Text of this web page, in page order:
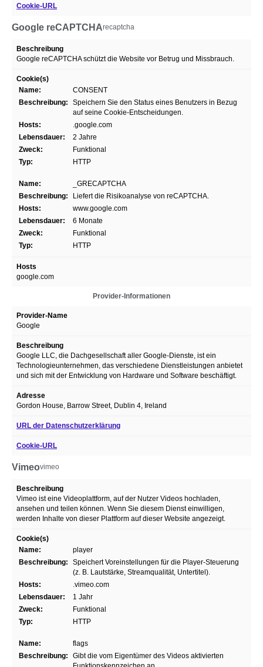
Cookie-URL
Google reCAPTCHArecaptcha
Beschreibung
Google reCAPTCHA schützt die Website vor Betrug und Missbrauch.
Cookie(s)
Name:
CONSENT
Beschreibung:
Speichern Sie den Status eines Benutzers in Bezug
auf seine Cookie-Entscheidungen.
Hosts:
.google.com
Lebensdauer:
2 Jahre
Zweck:
Funktional
Typ:
HTTP
Name:
_GRECAPTCHA
Beschreibung:
Liefert die Risikoanalyse von reCAPTCHA.
Hosts:
www.google.com
Lebensdauer:
6 Monate
Zweck:
Funktional
Typ:
HTTP
Hosts
google.com
Provider-Informationen
Provider-Name
Google
Beschreibung
Google LLC, die Dachgesellschaft aller Google-Dienste, ist ein
Technologieunternehmen, das verschiedene Dienstleistungen anbietet
und sich mit der Entwicklung von Hardware und Software beschäftigt.
Adresse
Gordon House, Barrow Street, Dublin 4, Ireland
URL der Datenschutzerklärung
Cookie-URL
Vimeovimeo
Beschreibung
Vimeo ist eine Videoplattform, auf der Nutzer Videos hochladen,
ansehen und teilen können. Wenn Sie diesem Dienst einwilligen,
werden Inhalte von dieser Plattform auf dieser Website angezeigt.
Cookie(s)
Name:
player
Beschreibung:
Speichert Voreinstellungen für die Player-Steuerung
(z. B. Lautstärke, Streamqualität, Untertitel).
Hosts:
.vimeo.com
Lebensdauer:
1 Jahr
Zweck:
Funktional
Typ:
HTTP
Name:
flags
Beschreibung:
Gibt die vom Eigentümer des Videos aktivierten